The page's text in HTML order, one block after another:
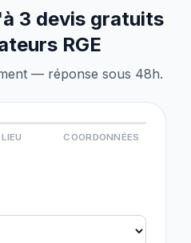
3 devis gratuits
RGE
— réponse sous 48h.
LIEU COORDONNÉES